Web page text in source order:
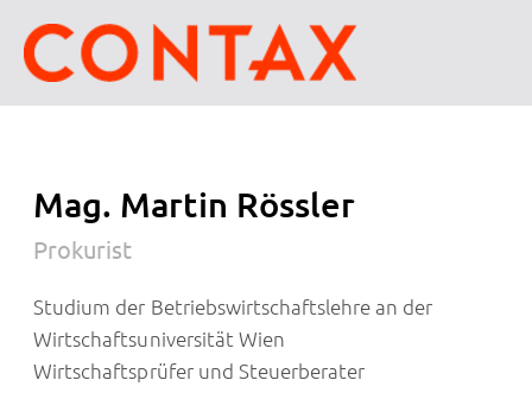
Mag. Martin Rössler
Prokurist
Studium der Betriebswirtschaftslehre an der
Wirtschaftsuniversität Wien
Wirtschaftsprüfer und Steuerberater